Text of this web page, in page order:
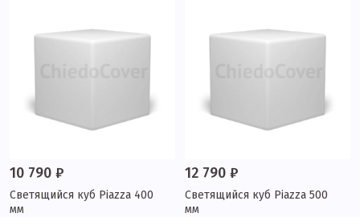
10 790 ₽
Светящийся куб Piazza 400
мм
12 790 ₽
Светящийся куб Piazza 500
мм